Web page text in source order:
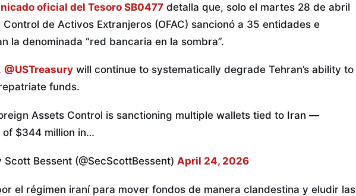
oficial del Tesoro SB0477 detalla que, solo el martes 28 de abril
de Activos Extranjeros (OFAC) sancionó a 35 entidades e
la denominada “red bancaria en la sombra”.
@USTreasury will continue to systematically degrade Tehran’s ability to
funds.
Assets Control is sanctioning multiple wallets tied to Iran —
of $344 million in…
Bessent (@SecScottBessent) April 24, 2026
el régimen iraní para mover fondos de manera clandestina y eludir las